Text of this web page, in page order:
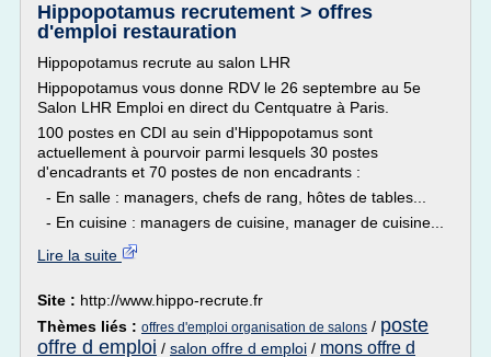
Hippopotamus recrutement > offres
d'emploi restauration
Hippopotamus recrute au salon LHR
Hippopotamus vous donne RDV le 26 septembre au 5e
Salon LHR Emploi en direct du Centquatre à Paris.
100 postes en CDI au sein d'Hippopotamus sont
actuellement à pourvoir parmi lesquels 30 postes
d'encadrants et 70 postes de non encadrants :
- En salle : managers, chefs de rang, hôtes de tables...
- En cuisine : managers de cuisine, manager de cuisine...
Lire la suite
Site : http://www.hippo-recrute.fr
Thèmes liés : offres d'emploi organisation de salons / poste
offre d emploi / salon offre d emploi / mons offre d